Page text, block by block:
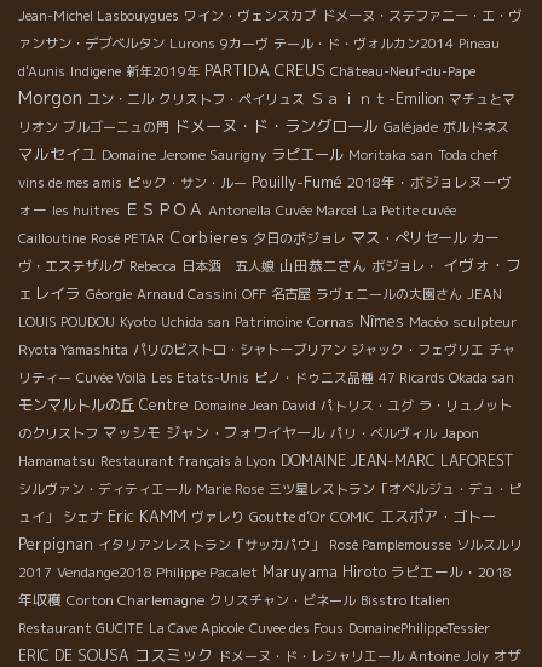
Jean-Michel Lasbouygues ワイン・ヴェンスカブ ドメーヌ・ステファニー・エ・ヴ
ァンサン・デブベルタン Lurons 9カーヴ テール・ド・ヴォルカン2014 Pineau
d'Aunis Indigene 新年2019年 PARTIDA CREUS Château-Neuf-du-Pape
Morgon ユン・ニル クリストフ・ペイリュス Ｓａｉｎｔ-Emilion マチュとマ
リオン ブルゴーニュの門 ドメーヌ・ド・ラングロール Galéjade ボルドネス
マルセイユ Domaine Jerome Saurigny ラピエール Moritaka san Toda chef
vins de mes amis ピック・サン・ルー Pouilly-Fumé 2018年・ボジョレヌーヴ
ォー les huitres ＥＳＰＯＡ Antonella Cuvée Marcel La Petite cuvée
Cailloutine Rosé PETAR Corbieres 夕日のボジョレ マス・ぺリセール カー
ヴ・エステザルグ Rebecca 日本酒 五人娘 山田恭二さん ボジョレ・ イヴォ・フ
ェレイラ Géorgie Arnaud Cassini OFF 名古屋 ラヴェニールの大園さん JEAN
LOUIS POUDOU Kyoto Uchida san Patrimoine Cornas Nîmes Macéo sculpteur
Ryota Yamashita パリのビストロ・シャトーブリアン ジャック・フェヴリエ チャ
リティー Cuvée Voilà Les Etats-Unis ピノ・ドゥニス品種 47 Ricards Okada san
モンマルトルの丘 Centre Domaine Jean David パトリス・ユグ ラ・リュノット
のクリストフ マッシモ ジャン・フォワイヤール パリ・ベルヴィル Japon
Hamamatsu Restaurant français à Lyon DOMAINE JEAN-MARC LAFOREST
シルヴァン・ディティエール Marie Rose 三ツ星レストラン「オベルジュ・デュ・ピ
ュイ」
シェナ Eric KAMM ヴァレり Goutte d’Or COMIC エスポア・ゴトー
Perpignan イタリアンレストラン「サッカパウ」 Rosé Pamplemousse ソルスルリ
2017 Vendange2018 Philippe Pacalet Maruyama Hiroto ラピエール・2018
年収穫 Corton Charlemagne クリスチャン・ビネール Bisstro Italien
Restaurant GUCITE La Cave Apicole Cuvee des Fous DomainePhilippeTessier
ERIC DE SOUSA コスミック ドメーヌ・ド・レシャリエール Antoine Joly オザ